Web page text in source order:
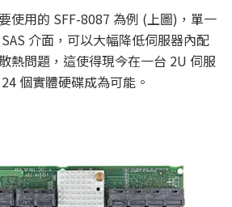
使用的 SFF-8087 為例 (上圖)，單一
介面，可以大幅降低伺服器內配
熱問題，這使得現今在一台 2U 伺服
個實體硬碟成為可能。